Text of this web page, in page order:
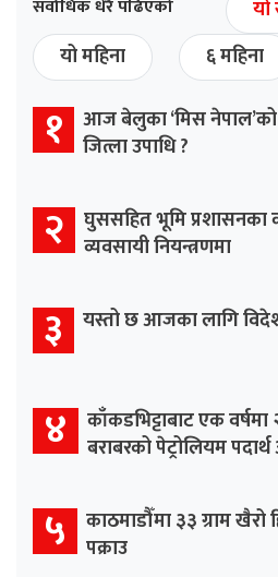
सर्वाधिक धेरै पढिएको
यो
यो महिना
६ महिना
१
आज बेलुका ‘मिस
जित्ला उपाधि ?
२
घुससहित भूमि प्रशासनका
व्यवसायी नियन्त्रणमा
३ यस्तो छ आजका लागि
४
काँकडभिट्टाबाट एक
बराबरको पेट्रोलियम
५
काठमाडौँमा ३३ ग्राम खैरो
पक्राउ